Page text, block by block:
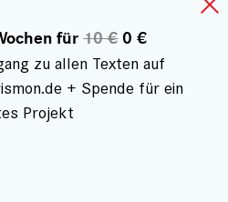
Leben in Sachsen
Perspektiven auf
bis zu großen
und besonderen
Tipps laden dazu
zu erleben – nah
und offen.
für10 €0 €
zu allen Texten auf
+ Spende für ein
Projekt